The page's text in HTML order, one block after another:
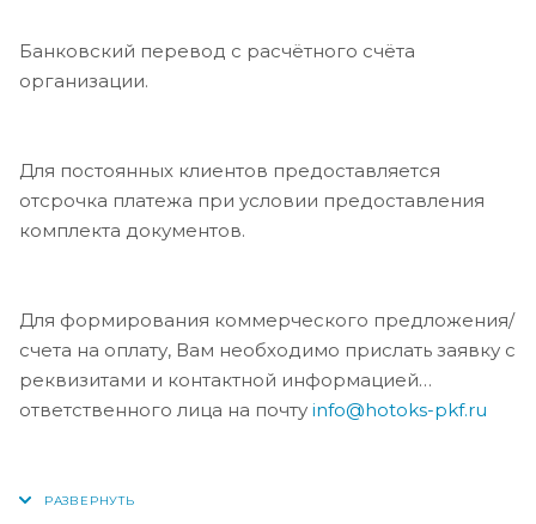
Банковский перевод с расчётного счёта
организации.
Для постоянных клиентов предоставляется
отсрочка платежа при условии предоставления
комплекта документов.
Для формирования коммерческого предложения/
счета на оплату, Вам необходимо прислать заявку с
реквизитами и контактной информацией
ответственного лица на почту info@hotoks-pkf.ru